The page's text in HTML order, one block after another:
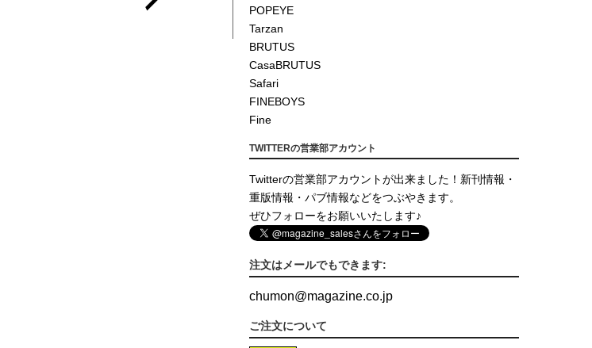
POPEYE
Tarzan
BRUTUS
CasaBRUTUS
Safari
FINEBOYS
Fine
TWITTERの営業部アカウント
Twitterの営業部アカウントが出来ました！新刊情報・
重版情報・パブ情報などをつぶやきます。
ぜひフォローをお願いいたします♪
注文はメールでもできます:
chumon@magazine.co.jp
ご注文について